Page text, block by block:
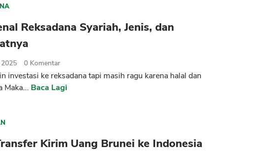
Reksadana Syariah, Jenis, dan
0 Komentar
investasi ke reksadana tapi masih ragu karena halal dan
Maka... Baca Lagi
Kirim Uang Brunei ke Indonesia